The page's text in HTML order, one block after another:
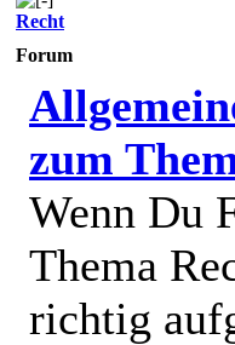
Recht
Forum
zum
Wenn Du
Thema
richtig